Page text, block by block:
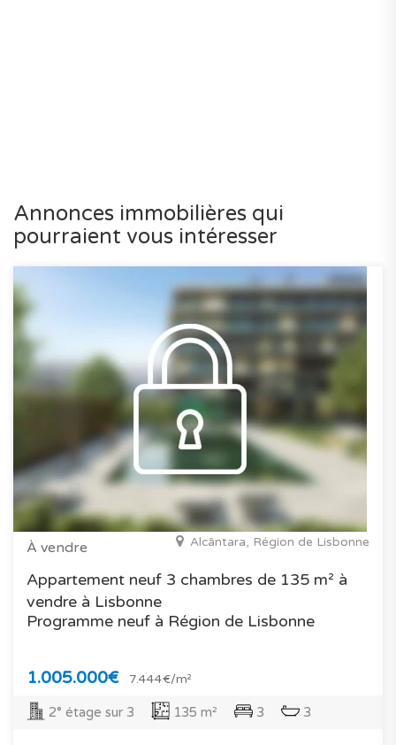
Annonces immobilières qui
pourraient vous intéresser
À vendre Alcântara, Région de Lisbonne
Appartement neuf 3 chambres de 135 m² à
vendre à Lisbonne
Programme neuf à Région de Lisbonne
1.005.000€ 7.444€/m²
2° étage sur 3 135 m² 3 3